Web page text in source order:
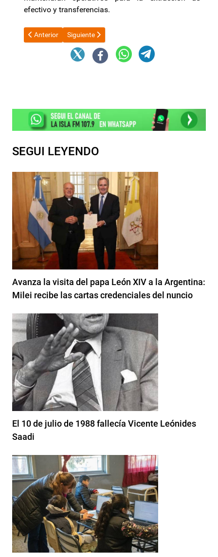
efectivo y transferencias.
Artículo anterior: Raúl se reunió con Dilma Rousseff en China
Anterior Artículo siguiente: Diputados: el oficialismo
Siguiente
SEGUI LEYENDO
Avanza la visita del papa León XIV a la Argentina:
Milei recibe las cartas credenciales del nuncio
El 10 de julio de 1988 fallecía Vicente Leónides
Saadi